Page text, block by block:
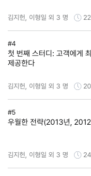
김지헌, 이형일 외 3 명
#4
첫 번째 스터디: 고객에게
제공한다
김지헌, 이형일 외 3 명
#5
우월한 전략(2013년,
김지헌, 이형일 외 3 명